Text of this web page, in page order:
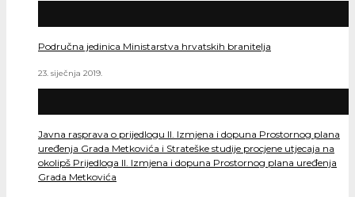
Područna jedinica Ministarstva hrvatskih branitelja
23. siječnja 2019.
Javna rasprava o prijedlogu II. Izmjena i dopuna Prostornog plana
uređenja Grada Metkovića i Strateške studije procjene utjecaja na
okolipš Prijedloga II. Izmjena i dopuna Prostornog plana uređenja
Grada Metkovića